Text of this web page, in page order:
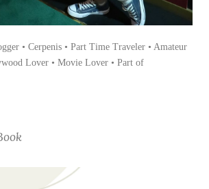
• Cerpenis • Part Time Traveler • Amateur
Lover • Movie Lover • Part of